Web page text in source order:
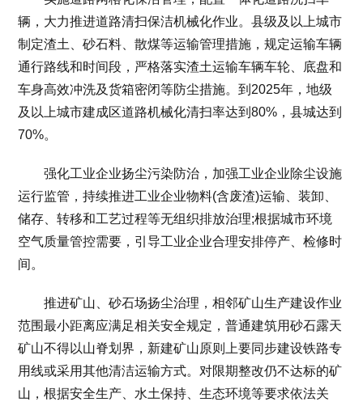
辆，大力推进道路清扫保洁机械化作业。县级及以上城市
制定渣土、砂石料、散煤等运输管理措施，规定运输车辆
通行路线和时间段，严格落实渣土运输车辆车轮、底盘和
车身高效冲洗及货箱密闭等防尘措施。到2025年，地级
及以上城市建成区道路机械化清扫率达到80%，县城达到
70%。
强化工业企业扬尘污染防治，加强工业企业除尘设施
运行监管，持续推进工业企业物料(含废渣)运输、装卸、
储存、转移和工艺过程等无组织排放治理;根据城市环境
空气质量管控需要，引导工业企业合理安排停产、检修时
间。
推进矿山、砂石场扬尘治理，相邻矿山生产建设作业
范围最小距离应满足相关安全规定，普通建筑用砂石露天
矿山不得以山脊划界，新建矿山原则上要同步建设铁路专
用线或采用其他清洁运输方式。对限期整改仍不达标的矿
山，根据安全生产、水土保持、生态环境等要求依法关